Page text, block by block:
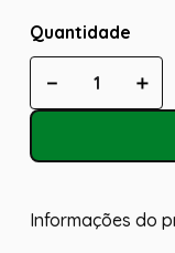
Quantidade
＋
－
Informações do